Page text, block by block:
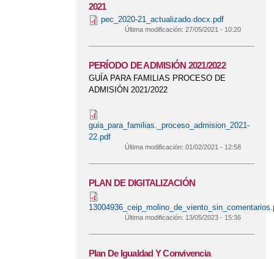
2021
pec_2020-21_actualizado.docx.pdf
Última modificación:27/05/2021 - 10:20
PERÍODO DE ADMISIÓN 2021/2022
GUÍA PARA FAMILIAS PROCESO DE
ADMISIÓN 2021/2022
guia_para_familias._proceso_admision_2021-
22.pdf
Última modificación:01/02/2021 - 12:58
PLAN DE DIGITALIZACIÓN
Última modificación: 13/05/2023 - 15:36
Plan De Igualdad Y Convivencia